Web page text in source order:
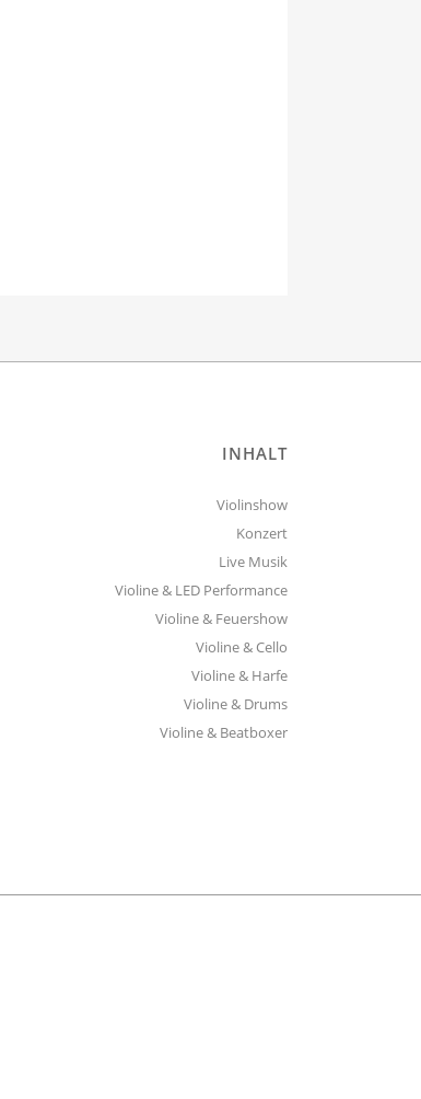
INHALT
Violinshow
Konzert
Live Musik
Violine & LED Performance
Violine & Feuershow
Violine & Cello
Violine & Harfe
Violine & Drums
Violine & Beatboxer